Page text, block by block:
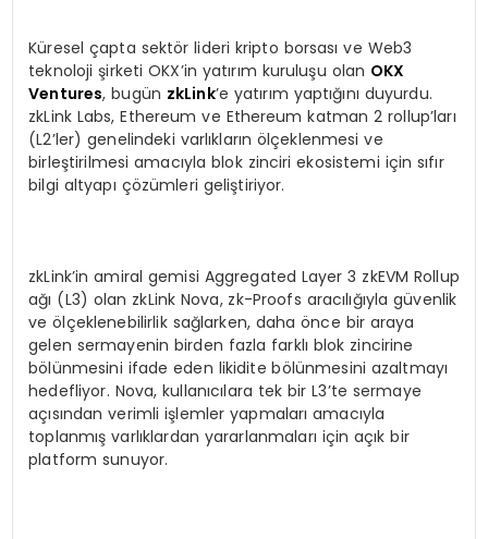
Küresel çapta sektör lideri kripto borsası ve Web3
teknoloji şirketi OKX’in yatırım kuruluşu olan OKX
Ventures, bugün zkLink’e yatırım yaptığını duyurdu.
zkLink Labs, Ethereum ve Ethereum katman 2 rollup’ları
(L2’ler) genelindeki varlıkların ölçeklenmesi ve
birleştirilmesi amacıyla blok zinciri ekosistemi için sıfır
bilgi altyapı çözümleri geliştiriyor.
zkLink’in amiral gemisi Aggregated Layer 3 zkEVM Rollup
ağı (L3) olan zkLink Nova, zk-Proofs aracılığıyla güvenlik
ve ölçeklenebilirlik sağlarken, daha önce bir araya
gelen sermayenin birden fazla farklı blok zincirine
bölünmesini ifade eden likidite bölünmesini azaltmayı
hedefliyor. Nova, kullanıcılara tek bir L3’te sermaye
açısından verimli işlemler yapmaları amacıyla
toplanmış varlıklardan yararlanmaları için açık bir
platform sunuyor.